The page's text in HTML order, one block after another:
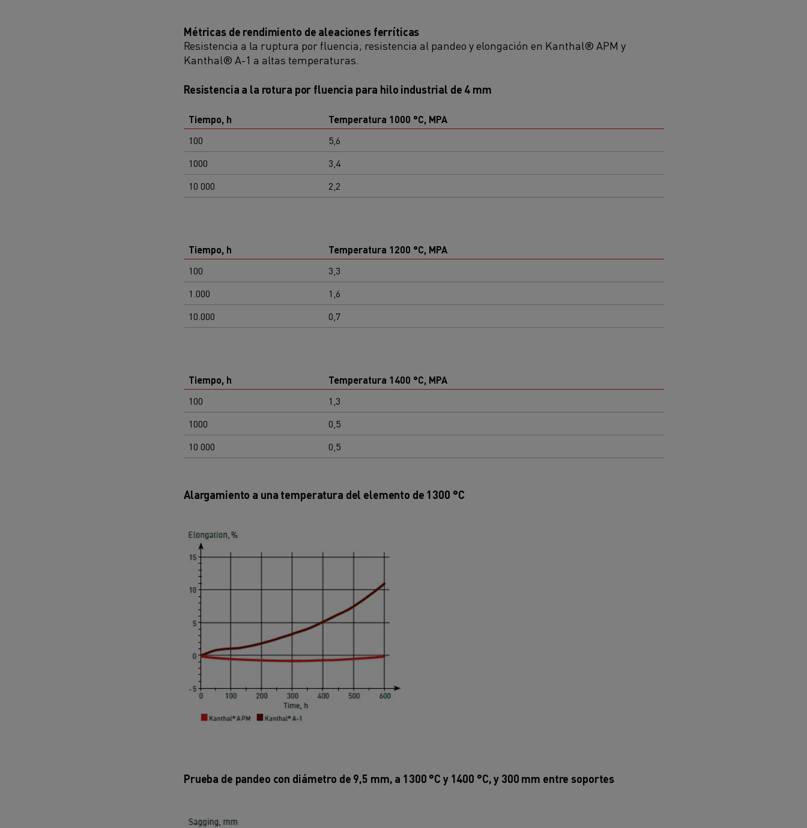
Métricas de rendimiento de aleaciones ferríticas
Resistencia a la ruptura por fluencia, resistencia al pandeo y elongación en Kanthal® APM y
Kanthal® A-1 a altas temperaturas.
Resistencia a la rotura por fluencia para hilo industrial de 4 mm
Tiempo, h Temperatura 1000 °C, MPA
100
5,6
1000
3,4
10 000
2,2
Tiempo, h Temperatura 1200 °C, MPA
100
3,3
1.000
1,6
10.000
0,7
Tiempo, h Temperatura 1400 °C, MPA
100
1,3
1000
0,5
10 000
0,5
Alargamiento a unatemperatura del elemento de 1300 °C
Prueba de pandeo con diámetro de 9,5 mm, a 1300 °C y 1400 °C, y 300 mm entre soportes